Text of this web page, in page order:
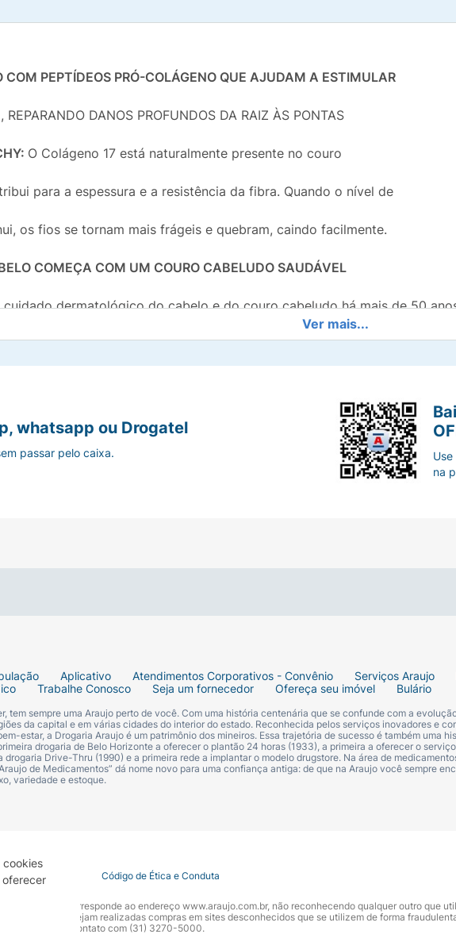
cookies
oferecer
COM PEPTÍDEOS PRÓ-COLÁGENO QUE AJUDAM A ESTIMULAR
REPARANDO DANOS PROFUNDOS DA RAIZ ÀS PONTAS
O Colágeno 17 está naturalmente presente no couro
para a espessura e a resistência da fibra. Quando o nível de
os fios se tornam mais frágeis e quebram, caindo facilmente.
COMEÇA COM UM COURO CABELUDO SAUDÁVEL
dermatológico do cabelo e do couro cabeludo há mais de 50
desenvolveram um conhecimento preciso dos fatores biológicos e
eficácia comprovada. Uma gama completa de soluções adaptadas para
do couro cabeludo, associando ingredientes de alta performance com
INTERNA
suavemente o couro cabeludo e o cabelo. Os fios ficam
molhados, diretamente sobre o Tratamento Ultra Reparação para
olhos. Em caso de
Ver mais...
Aplicativo Atendimentos Corporativos - Convênio Serviços Araujo
Trabalhe Conosco Seja um fornecedor Ofereça seu imóvel Bulário
tem sempre uma Araujo perto de você. Com uma história centenária que se confunde com a
da capital e em várias cidades do interior do estado. Reconhecida pelos serviços inovadores e
estar, a Drogaria Araujo é um patrimônio dos mineiros. Essa trajetória de sucesso é também uma
drogaria de Belo Horizonte a oferecer o plantão 24 horas (1933), a primeira a oferecer o
drogaria Drive-Thru (1990) e a primeira rede a implantar o modelo drugstore. Na área de
de Medicamentos” dá nome novo para uma confiança antiga: de que na Araujo você sempre
variedade e estoque.
whatsapp ou Drogatel
passar pelo caixa.
na
Covid-19 Código de Ética e Conduta
seu site oficial corresponde ao endereço www.araujo.com.br, não reconhecendo qualquer outro que
que não sejam realizadas compras em sites desconhecidos que se utilizem de forma
entrar em contato com (31) 3270-5000.